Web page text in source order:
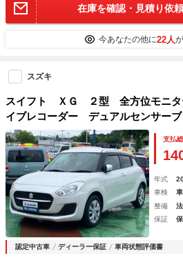
在庫を確認・見積り依
今あなたの他に22人
スズキ
スイフト ＸＧ ２型 全方位モニ
イブレコーダー デュアルセンサー
ルーズコントロール｜ハロゲンヘッド
ホイールキャップ｜フルオートエア
タートシステム｜運転席シートヒー
支払
年式
車検
整備
保証
認定中古車 ディーラー保証 車両状態評価書